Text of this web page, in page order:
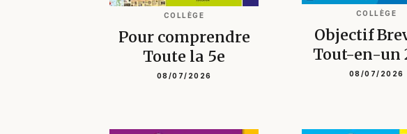
COLLÈGE
Pour comprendre
Toute la 5e
08/07/2026
COLLÈGE
Objectif
Tout-en-un
08/07/2026